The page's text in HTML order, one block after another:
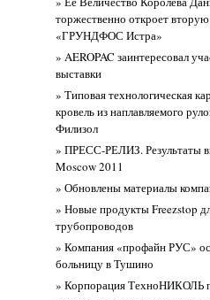
торжественно откроет
«ГРУНДФОС Истра»
» AEROPAC заинтересовал
выставки
» Типовая технологическая
кровель из наплавляемого
Филизол
» ПРЕСС-РЕЛИЗ. Результаты
Moscow 2011
» Обновлены материалы
» Новые продукты Freezstop
трубопроводов
» Компания «профайн РУС»
больницу в Тушино
» Корпорация ТехноНИКОЛЬ